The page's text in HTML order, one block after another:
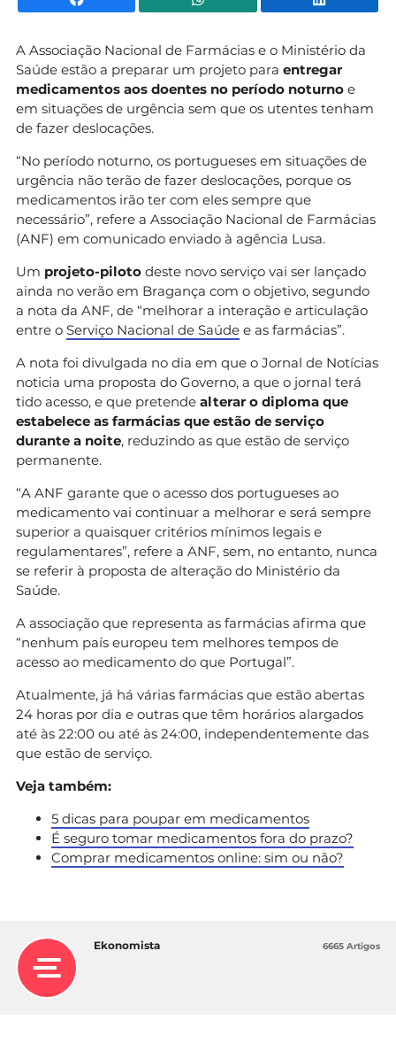
A Associação Nacional de Farmácias e o Ministério da
Saúde estão a preparar um projeto para entregar
medicamentos aos doentes no período noturno e
em situações de urgência sem que os utentes tenham
de fazer deslocações.
“No período noturno, os portugueses em situações de
urgência não terão de fazer deslocações, porque os
medicamentos irão ter com eles sempre que
necessário”, refere a Associação Nacional de Farmácias
(ANF) em comunicado enviado à agência Lusa.
Um projeto-piloto deste novo serviço vai ser lançado
ainda no verão em Bragança com o objetivo, segundo
a nota da ANF, de “melhorar a interação e articulação
entre o Serviço Nacional de Saúde e as farmácias”.
A nota foi divulgada no dia em que o Jornal de Notícias
noticia uma proposta do Governo, a que o jornal terá
tido acesso, e que pretende alterar o diploma que
estabelece as farmácias que estão de serviço
durante a noite, reduzindo as que estão de serviço
permanente.
“A ANF garante que o acesso dos portugueses ao
medicamento vai continuar a melhorar e será sempre
superior a quaisquer critérios mínimos legais e
regulamentares”, refere a ANF, sem, no entanto, nunca
se referir à proposta de alteração do Ministério da
Saúde.
A associação que representa as farmácias afirma que
“nenhum país europeu tem melhores tempos de
acesso ao medicamento do que Portugal”.
Atualmente, já há várias farmácias que estão abertas
24 horas por dia e outras que têm horários alargados
até às 22:00 ou até às 24:00, independentemente das
que estão de serviço.
Veja também:
5 dicas para poupar em medicamentos
É seguro tomar medicamentos fora do prazo?
Comprar medicamentos online: sim ou não?
Ekonomista 6665 Artigos